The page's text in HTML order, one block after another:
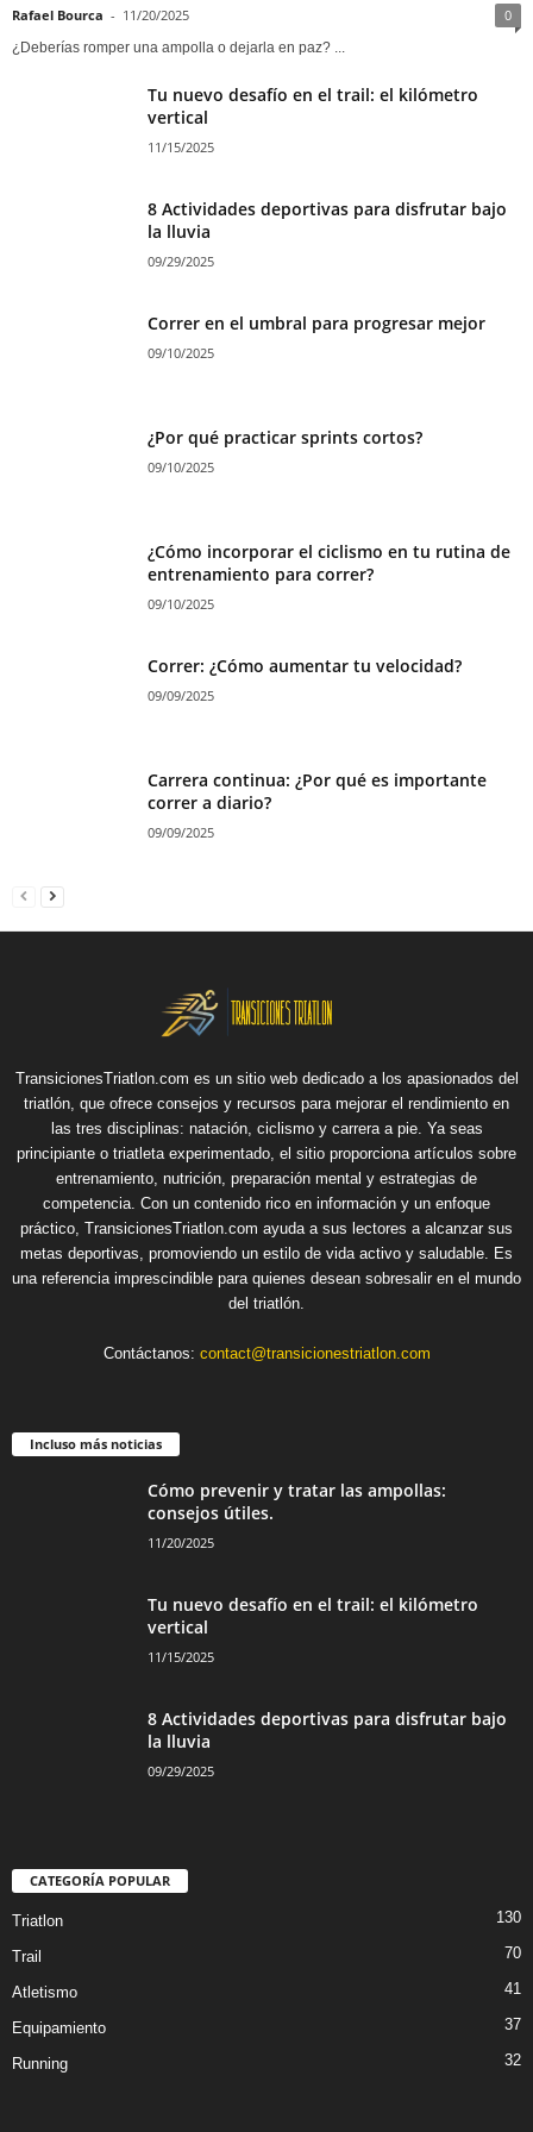
Rafael Bourca - 11/20/2025 0
¿Deberías romper una ampolla o dejarla en paz? ...
Tu nuevo desafío en el trail: el kilómetro
vertical
11/15/2025
8 Actividades deportivas para disfrutar bajo
la lluvia
09/29/2025
Correr en el umbral para progresar mejor
09/10/2025
¿Por qué practicar sprints cortos?
09/10/2025
¿Cómo incorporar el ciclismo en tu rutina de
entrenamiento para correr?
09/10/2025
Correr: ¿Cómo aumentar tu velocidad?
09/09/2025
Carrera continua: ¿Por qué es importante
correr a diario?
09/09/2025
TransicionesTriatlon.com es un sitio web dedicado a los apasionados del
triatlón, que ofrece consejos y recursos para mejorar el rendimiento en
las tres disciplinas: natación, ciclismo y carrera a pie. Ya seas
principiante o triatleta experimentado, el sitio proporciona artículos sobre
entrenamiento, nutrición, preparación mental y estrategias de
competencia. Con un contenido rico en información y un enfoque
práctico, TransicionesTriatlon.com ayuda a sus lectores a alcanzar sus
metas deportivas, promoviendo un estilo de vida activo y saludable. Es
una referencia imprescindible para quienes desean sobresalir en el mundo
del triatlón.
Contáctanos: contact@transicionestriatlon.com
Incluso más noticias
Cómo prevenir y tratar las ampollas:
consejos útiles.
11/20/2025
Tu nuevo desafío en el trail: el kilómetro
vertical
11/15/2025
8 Actividades deportivas para disfrutar bajo
la lluvia
09/29/2025
CATEGORÍA POPULAR
Triatlon 130
Trail 70
Atletismo 41
Equipamiento 37
Running 32